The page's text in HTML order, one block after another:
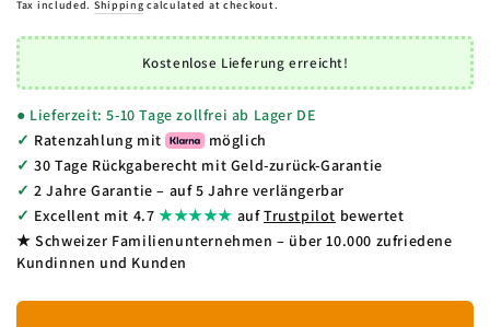
Tax included. Shipping calculated at checkout.
Kostenlose Lieferung erreicht!
● Lieferzeit: 5-10 Tage zollfrei ab Lager DE
✓ Ratenzahlung mit
möglich
✓ 30 Tage Rückgaberecht mit Geld-zurück-Garantie
✓ 2 Jahre Garantie – auf 5 Jahre verlängerbar
✓ Excellent mit 4.7★★★★★ aufTrustpilot bewertet
★ Schweizer Familienunternehmen – über 10.000 zufriedene
Kundinnen und Kunden